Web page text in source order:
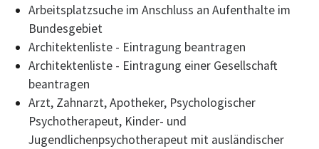
Arbeitsplatzsuche im Anschluss an Aufenthalte im
Bundesgebiet
Architektenliste - Eintragung beantragen
Architektenliste - Eintragung einer Gesellschaft
beantragen
Arzt, Zahnarzt, Apotheker, Psychologischer
Psychotherapeut, Kinder- und
Jugendlichenpsychotherapeut mit ausländischer